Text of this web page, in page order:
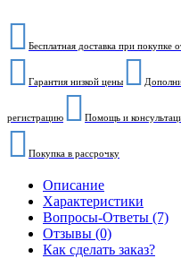
Бесплатная доставка при покупке
Гарантия низкой цены
регистрацию Помощь и
Покупка в рассрочку
Описание
Характеристики
Вопросы-Ответы (7)
Отзывы (0)
Как сделать заказ?